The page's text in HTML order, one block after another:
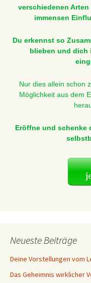
verschiedenen
immensen
Du erkennst so
blieben und dich
Nur dies allein schon
Möglichkeit aus dem
Eröffne und schenke
Neueste Beiträge
Deine Vorstellungen vom
Das Geheimnis wirklicher